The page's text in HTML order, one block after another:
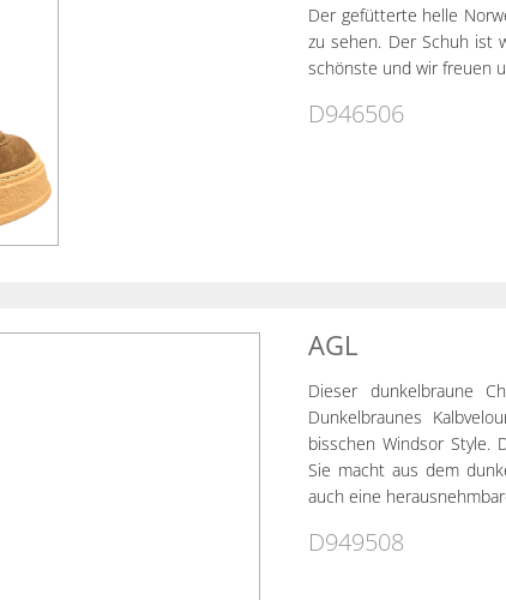
Der gefütterte helle
zu sehen. Der Schuh ist
schönste und wir freuen
D946506
AGL
Dieser dunkelbraune
Dunkelbraunes
bisschen Windsor Style.
Sie macht aus dem
auch eine
D949508